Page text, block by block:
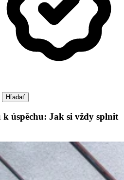
Hľadať
úspěchu: Jak si vždy splnit